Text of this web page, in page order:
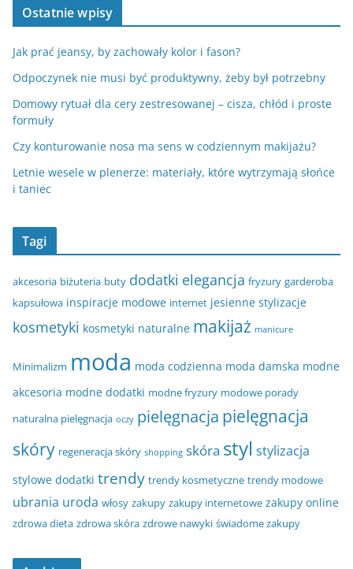
Ostatnie wpisy
Jak prać jeansy, by zachowały kolor i fason?
Odpoczynek nie musi być produktywny, żeby był potrzebny
Domowy rytuał dla cery zestresowanej – cisza, chłód i proste
formuły
Czy konturowanie nosa ma sens w codziennym makijażu?
Letnie wesele w plenerze: materiały, które wytrzymają słońce
i taniec
Tagi
akcesoria biżuteria buty dodatki elegancja fryzury garderoba
kapsułowa inspiracje modowe internet jesienne stylizacje
kosmetyki kosmetyki naturalne makijaż manicure
Minimalizm moda moda codzienna moda damska modne
akcesoria modne dodatki modne fryzury modowe porady
naturalna pielęgnacja oczy pielęgnacja pielęgnacja
skóry regeneracja skóry shopping skóra styl stylizacja
stylowe dodatki trendy trendy kosmetyczne trendy modowe
ubrania uroda włosy zakupy zakupy internetowe zakupy online
zdrowa dieta zdrowa skóra zdrowe nawyki świadome zakupy